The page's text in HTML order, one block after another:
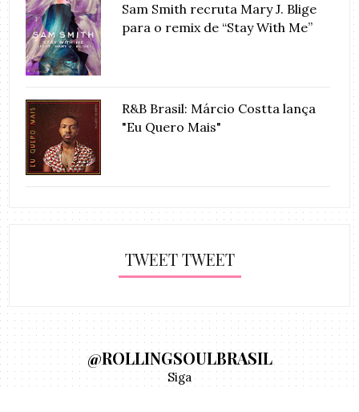
Sam Smith recruta Mary J. Blige
para o remix de “Stay With Me”
R&B Brasil: Márcio Costta lança
"Eu Quero Mais"
TWEET TWEET
@ROLLINGSOULBRASIL
Siga